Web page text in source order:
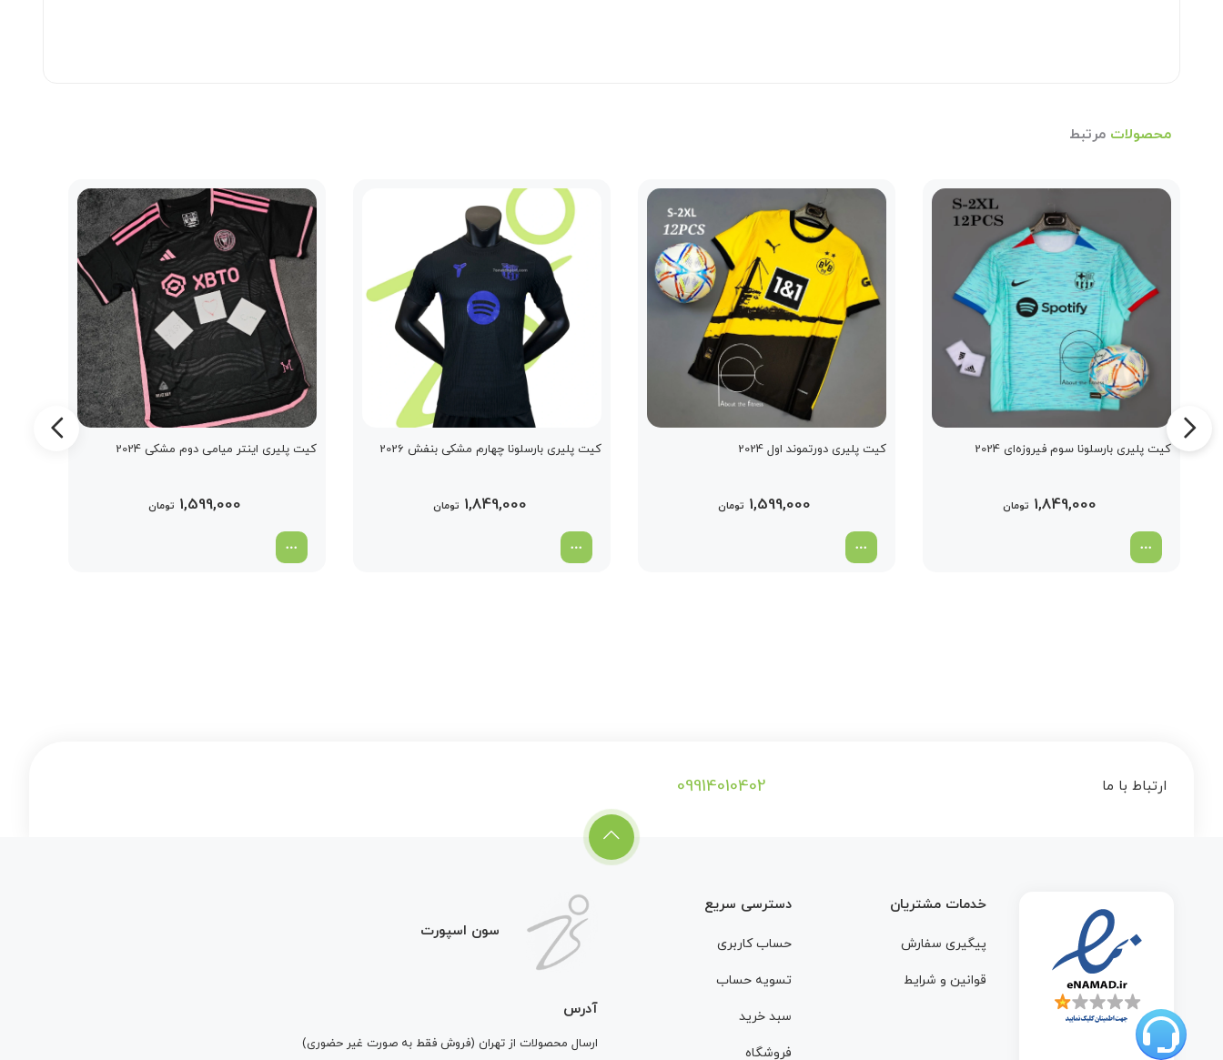
محصولات مرتبط
کیت پلیری بارسلونا سوم فیروزه‌ای 2024
1,849,000 تومان
کیت پلیری دورتموند اول 2024
1,599,000 تومان
کیت پلیری بارسلونا چهارم مشکی بنفش 2026
1,849,000 تومان
کیت پلیری اینتر میامی دوم مشکی 2024
1,599,000 تومان
ارتباط با ما 09914010402
خدمات مشتریان
پیگیری سفارش
قوانین و شرایط
دسترسی سریع
حساب کاربری
تسویه حساب
سبد خرید
فروشگاه
سون اسپورت
آدرس
ارسال محصولات از تهران (فروش فقط به صورت غیر حضوری)